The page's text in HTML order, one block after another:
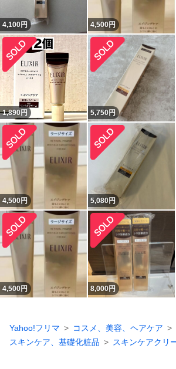
4,100円 4,500円
1,890 円 5,750円
4,500円 5,080円
4,500円 8,000円
Yahoo!フリマ
コスメ、美容、ヘアケア
スキンケア、基礎化粧品
スキンケアクリ